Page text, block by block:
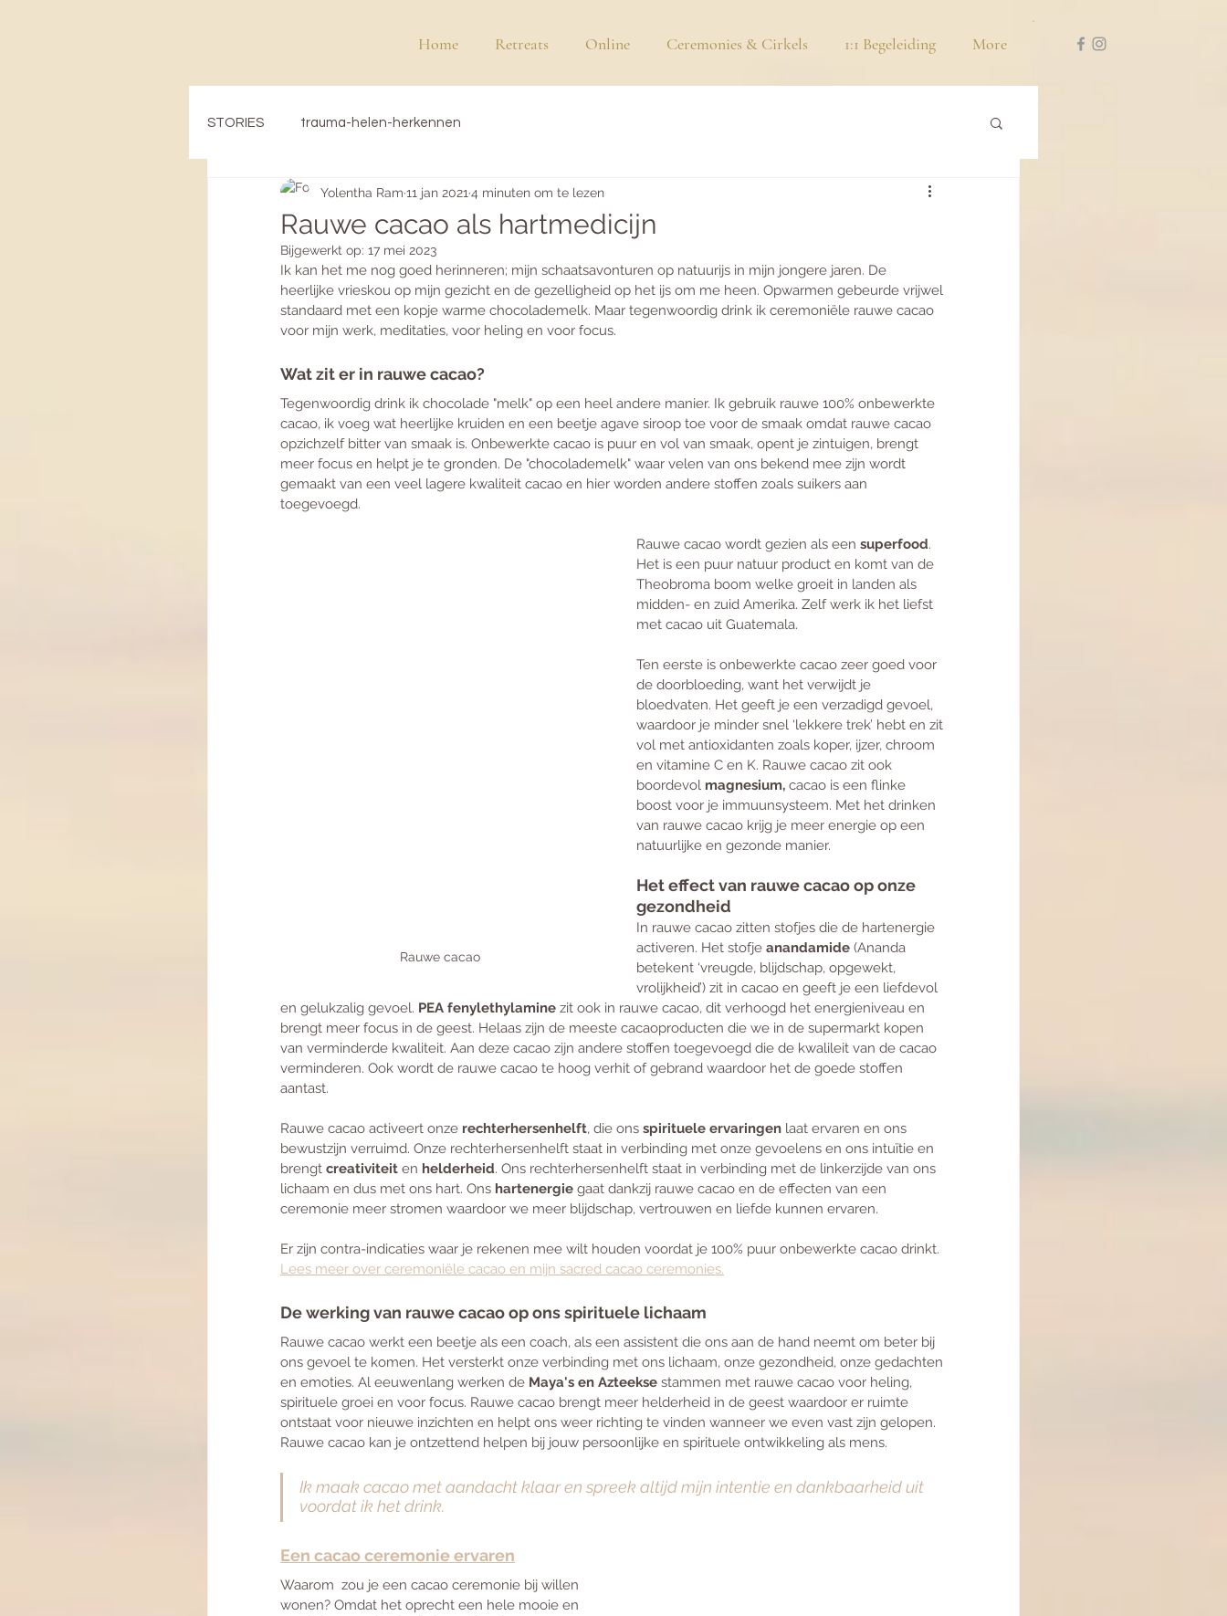
Home Retreats Online Ceremonies & Cirkels 1:1 Begeleiding More
STORIES trauma-helen-herkennen
Rauwe cacao als hartmedicijn
Yolentha Ram 11 jan 2021 4 minuten om te lezen
Bijgewerkt op: 17 mei 2023
Ik kan het me nog goed herinneren; mijn schaatsavonturen op natuurijs in mijn jongere jaren. De
heerlijke vrieskou op mijn gezicht en de gezelligheid op het ijs om me heen. Opwarmen gebeurde vrijwel
standaard met een kopje warme chocolademelk. Maar tegenwoordig drink ik ceremoniële rauwe cacao
voor mijn werk, meditaties, voor heling en voor focus.
Wat zit er in rauwe cacao?
Tegenwoordig drink ik chocolade "melk" op een heel andere manier. Ik gebruik rauwe 100% onbewerkte
cacao, ik voeg wat heerlijke kruiden en een beetje agave siroop toe voor de smaak omdat rauwe cacao
opzichzelf bitter van smaak is. Onbewerkte cacao is puur en vol van smaak, opent je zintuigen, brengt
meer focus en helpt je te gronden. De "chocolademelk" waar velen van ons bekend mee zijn wordt
gemaakt van een veel lagere kwaliteit cacao en hier worden andere stoffen zoals suikers aan
toegevoegd.
Rauwe cacao
Rauwe cacao wordt gezien als een superfood.
Het is een puur natuur product en komt van de
Theobroma boom welke groeit in landen als
midden- en zuid Amerika. Zelf werk ik het liefst
met cacao uit Guatemala.
Ten eerste is onbewerkte cacao zeer goed voor
de doorbloeding, want het verwijdt je
bloedvaten. Het geeft je een verzadigd gevoel,
waardoor je minder snel ‘lekkere trek’ hebt en zit
vol met antioxidanten zoals koper, ijzer, chroom
en vitamine C en K. Rauwe cacao zit ook
boordevol magnesium, cacao is een flinke
boost voor je immuunsysteem. Met het drinken
van rauwe cacao krijg je meer energie op een
natuurlijke en gezonde manier.
Het effect van rauwe cacao op onze
gezondheid
In rauwe cacao zitten stofjes die de hartenergie
activeren. Het stofje anandamide (Ananda
betekent ‘vreugde, blijdschap, opgewekt,
vrolijkheid’) zit in cacao en geeft je een liefdevol
en gelukzalig gevoel. PEA fenylethylamine zit ook in rauwe cacao, dit verhoogd het energieniveau en
brengt meer focus in de geest. Helaas zijn de meeste cacaoproducten die we in de supermarkt kopen
van verminderde kwaliteit. Aan deze cacao zijn andere stoffen toegevoegd die de kwalileit van de cacao
verminderen. Ook wordt de rauwe cacao te hoog verhit of gebrand waardoor het de goede stoffen
aantast.
Rauwe cacao activeert onze rechterhersenhelft, die ons spirituele ervaringen laat ervaren en ons
bewustzijn verruimd. Onze rechterhersenhelft staat in verbinding met onze gevoelens en ons intuïtie en
brengt creativiteit en helderheid. Ons rechterhersenhelft staat in verbinding met de linkerzijde van ons
lichaam en dus met ons hart. Ons hartenergie gaat dankzij rauwe cacao en de effecten van een
ceremonie meer stromen waardoor we meer blijdschap, vertrouwen en liefde kunnen ervaren.
Er zijn contra-indicaties waar je rekenen mee wilt houden voordat je 100% puur onbewerkte cacao drinkt.
Lees meer over ceremoniële cacao en mijn sacred cacao ceremonies.
De werking van rauwe cacao op ons spirituele lichaam
Rauwe cacao werkt een beetje als een coach, als een assistent die ons aan de hand neemt om beter bij
ons gevoel te komen. Het versterkt onze verbinding met ons lichaam, onze gezondheid, onze gedachten
en emoties. Al eeuwenlang werken de Maya's en Azteekse stammen met rauwe cacao voor heling,
spirituele groei en voor focus. Rauwe cacao brengt meer helderheid in de geest waardoor er ruimte
ontstaat voor nieuwe inzichten en helpt ons weer richting te vinden wanneer we even vast zijn gelopen.
Rauwe cacao kan je ontzettend helpen bij jouw persoonlijke en spirituele ontwikkeling als mens.
Ik maak cacao met aandacht klaar en spreek altijd mijn intentie en dankbaarheid uit
voordat ik het drink.
Een cacao ceremonie ervaren
Waarom  zou je een cacao ceremonie bij willen
wonen? Omdat het oprecht een hele mooie en